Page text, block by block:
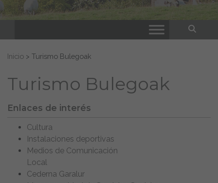
Buscar:
Inicio > Turismo Bulegoak
Turismo Bulegoak
Enlaces de interés
Cultura
Instalaciones deportivas
Medios de Comunicación
Local
Cederna Garalur